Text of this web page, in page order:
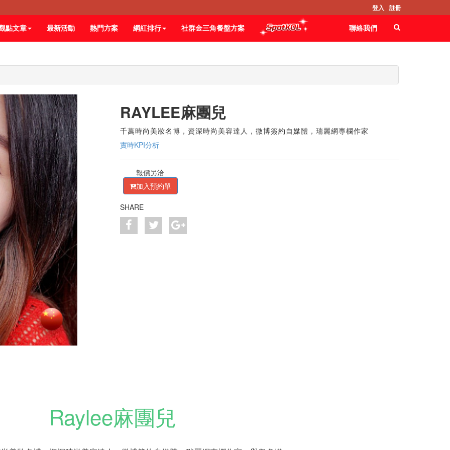
登入 註冊
點文章 最新活動 熱門方案 網紅排行 社群金三角餐盤方案 聯絡我們
RAYLEE麻團兒
千萬時尚美妝名博，資深時尚美容達人，微博簽約自媒體，瑞麗網專欄作家
實時KPI分析
報價另洽
加入預約單
SHARE
Raylee麻團兒